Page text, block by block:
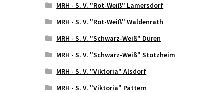
MRH - S. V. "Rot-Weiß" Lamersdorf
MRH - S. V. "Rot-Weiß" Waldenrath
MRH - S. V. "Schwarz-Weiß" Düren
MRH - S. V. "Schwarz-Weiß" Stotzheim
MRH - S. V. "Viktoria" Alsdorf
MRH - S. V. "Viktoria" Pattern